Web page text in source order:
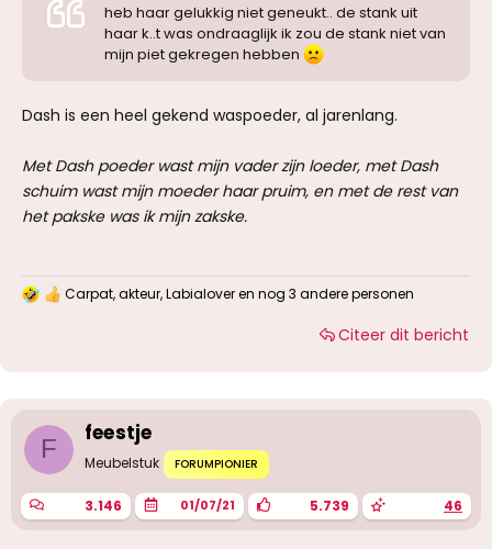
heb haar gelukkig niet geneukt.. de stank uit
haar k..t was ondraaglijk ik zou de stank niet van
mijn piet gekregen hebben
Dash is een heel gekend waspoeder, al jarenlang.
Met Dash poeder wast mijn vader zijn loeder, met Dash
schuim wast mijn moeder haar pruim, en met de rest van
het pakske was ik mijn zakske.
W
n
g
n
:
Carpat,akteur,Labialoveren nog 3 andere personen
Citeer dit bericht
F
feestje
Meubelstuk FORUMPIONIER
3.146 01/07/21 5.739 46